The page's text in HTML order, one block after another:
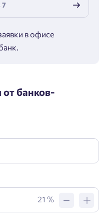
7
в офисе
банков-
21 %